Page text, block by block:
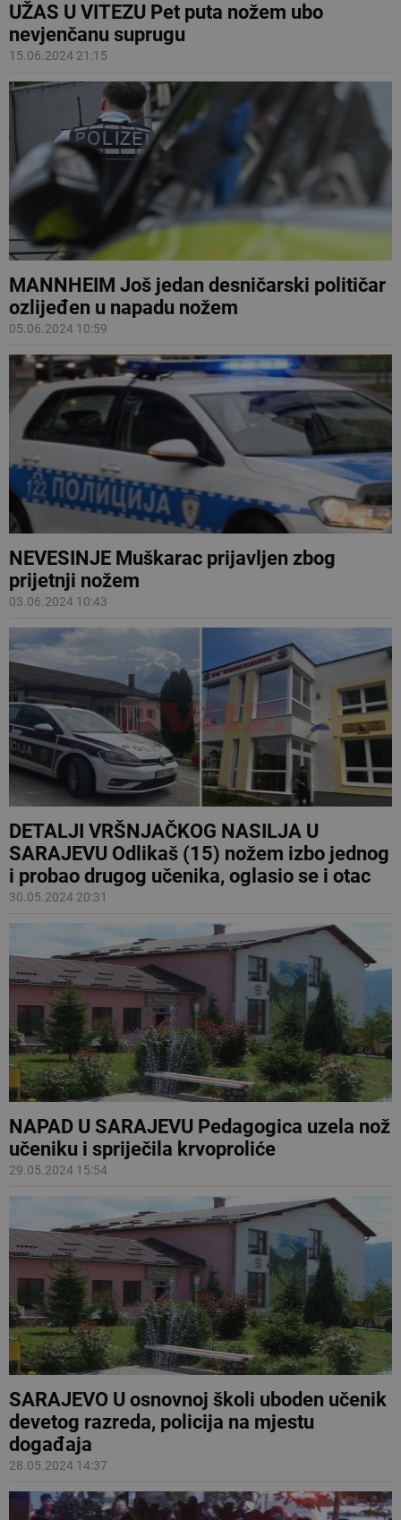
UŽAS U VITEZU Pet puta nožem ubo
nevjenčanu suprugu
15.06.2024 21:15
MANNHEIM Još jedan desničarski političar
ozlijeđen u napadu nožem
05.06.2024 10:59
NEVESINJE Muškarac prijavljen zbog
prijetnji nožem
03.06.2024 10:43
DETALJI VRŠNJAČKOG NASILJA U
SARAJEVU Odlikaš (15) nožem izbo jednog
i probao drugog učenika, oglasio se i otac
30.05.2024 20:31
NAPAD U SARAJEVU Pedagogica uzela nož
učeniku i spriječila krvoproliće
29.05.2024 15:54
SARAJEVO U osnovnoj školi uboden učenik
devetog razreda, policija na mjestu
događaja
28.05.2024 14:37